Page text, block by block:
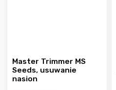
Master Trimmer MS
Seeds, usuwanie
nasion